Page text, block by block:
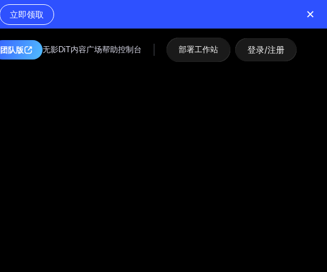
立即领取 ✕
团队版 无影DiT内容广场帮助控制台 部署工作站 登录/注册